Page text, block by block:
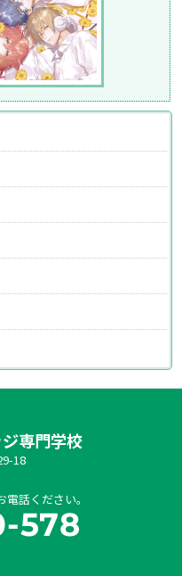
専門学校
18
話ください。